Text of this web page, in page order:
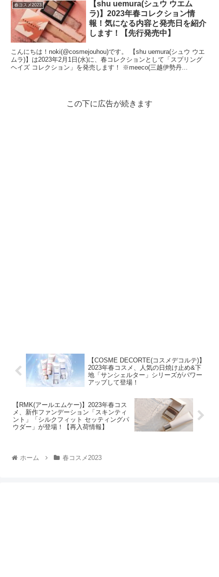
春コスメ2023
【shu uemura(シュウ ウエム
ラ)】2023年春コレクション情
報！気になる内容と発売日を紹介
します！【先行発売中】
こんにちは！noki(@cosmejouhou)です。 【shu uemura(シュウ ウエ
ムラ)】は2023年2月1日(水)に、春コレクションとして「スプリング
ヘイズ コレクション」を発売します！ ※meeco(三越伊勢丹...
この下に広告が続きます
【COSME DECORTE(コスメデコルテ)】
2023年春コスメ、人気の日焼け止め&下
地「サンシェルター」シリーズがパワー
アップして登場！
【RMK(アールエムケー)】2023年春コス
メ、新作ファンデーション「スキンティ
ント」「シルクフィット セッティングパ
ウダー」が登場！【再入荷情報】
ホーム 春コスメ2023